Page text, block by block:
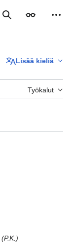
Haku Ulkoasu
Lisää kieliä
Työkalut
(P.K.)